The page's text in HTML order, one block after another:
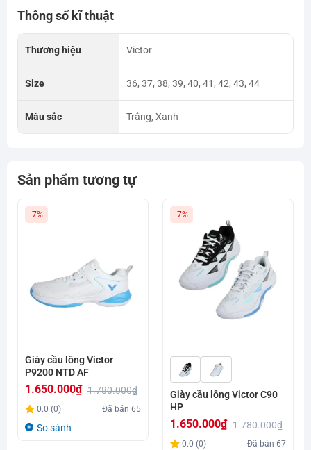
Thông số kĩ thuật
Thương hiệu Victor
Size 36, 37, 38, 39, 40, 41, 42, 43, 44
Màu sắc Trắng, Xanh
Sản phẩm tương tự
-7%
Giày cầu lông Victor
P9200 NTD AF
1.780.000₫
Giá
gốc
1.650.000₫
Giá
hiện
0.0 (0) Đã bán65
So sánh
-7%
Giày cầu lông Victor C90
HP
1.780.000₫
Giá
1.650.000₫
Giá0.0 (0) Đã bán67